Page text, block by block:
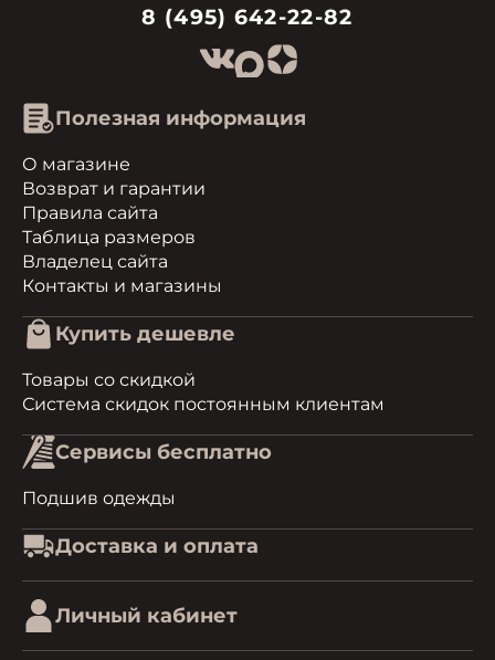
8 (495) 642-22-82
Полезная информация
О магазине
Возврат и гарантии
Правила сайта
Таблица размеров
Владелец сайта
Контакты и магазины
Купить дешевле
Товары со скидкой
Система скидок постоянным клиентам
Сервисы бесплатно
Подшив одежды
Доставка и оплата
Личный кабинет